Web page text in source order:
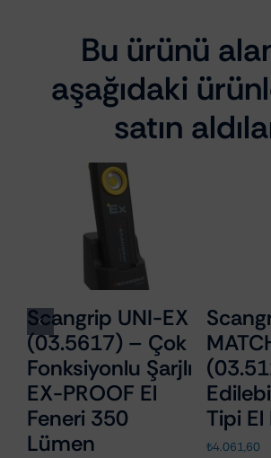
Bu ürünü
aşağıdaki
satın
Scangrip UNI-EX
(03.5617) – Çok
Fonksiyonlu Şarjlı
EX-PROOF El
Feneri 350
Lümen
Tipi El
₺4.061,60